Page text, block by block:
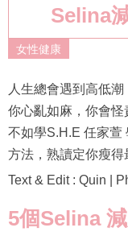
Selina
女性健康
人生總會遇到高低
你心亂如麻，你會怪
不如學S.H.E 任家萱
方法，熟讀定你瘦得
Text & Edit : Quin |
5個Selina